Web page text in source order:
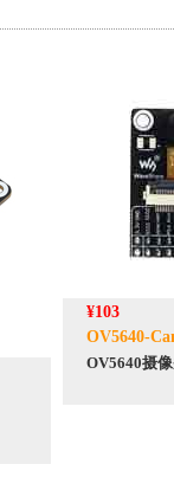
¥103
OV5640-
OV5640摄